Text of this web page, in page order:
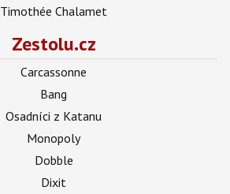
Timothée Chalamet
Zestolu.cz
Carcassonne
Bang
Osadníci z Katanu
Monopoly
Dobble
Dixit